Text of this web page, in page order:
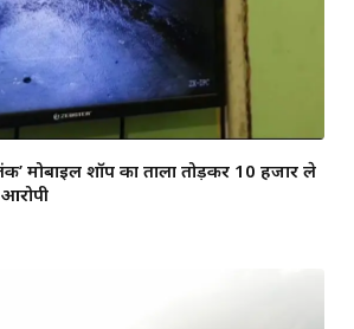
मोबाइल शॉप का ताला तोड़कर ₹10 हजार ले